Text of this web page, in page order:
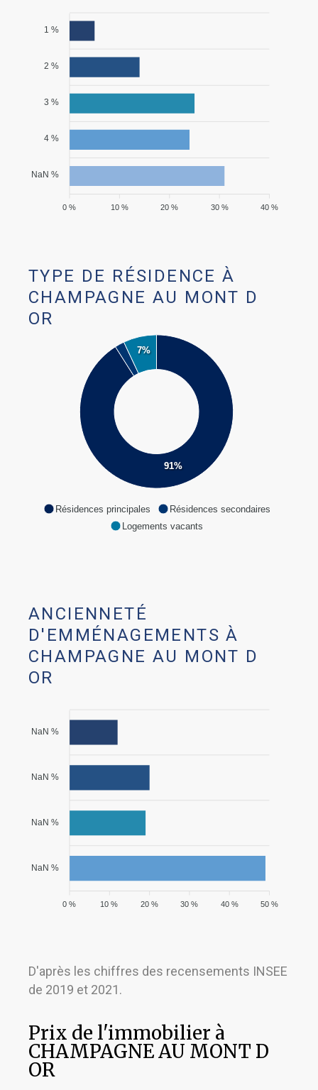
1 %
2 %
3 %
4 %
NaN %
40 %
30 %
20 %
10 %
0 %
TYPE DE RÉSIDENCE À
CHAMPAGNE AU MONT D
OR
91%
7%
Résidences principales
Résidences secondaires
Logements vacants
ANCIENNETÉ
D'EMMÉNAGEMENTS À
CHAMPAGNE AU MONT D
OR
NaN %
NaN %
NaN %
NaN %
50 %
40 %
30 %
20 %
10 %
0 %
D'après les chiffres des recensements INSEE
de 2019 et 2021.
Prix de l'immobilier à
CHAMPAGNE AU MONT D
OR